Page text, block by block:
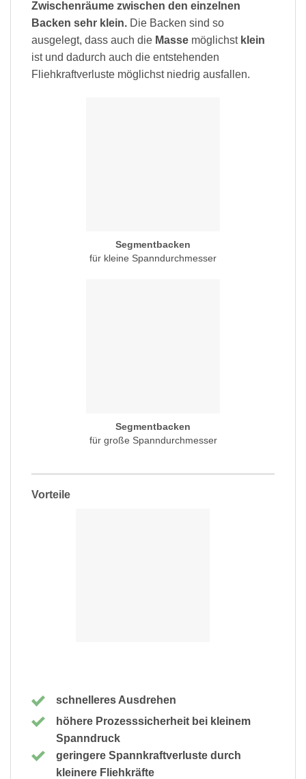
Zwischenräume zwischen den einzelnen
Backen sehr klein. Die Backen sind so
ausgelegt, dass auch die Masse möglichst klein
ist und dadurch auch die entstehenden
Fliehkraftverluste möglichst niedrig ausfallen.
Segmentbacken
für kleine Spanndurchmesser
Segmentbacken
für große Spanndurchmesser
Vorteile
schnelleres Ausdrehen
höhere Prozesssicherheit bei kleinem
Spanndruck
geringere Spannkraftverluste durch
kleinere Fliehkräfte